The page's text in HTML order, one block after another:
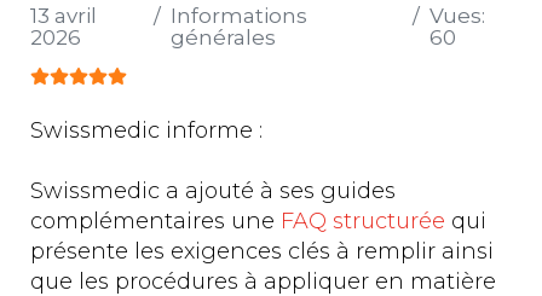
Informations
générales
13 avril
2026
Vues:
60
Vote utilisateur:
Swissmedic informe :
Swissmedic a ajouté à ses guides
complémentaires une FAQ structurée qui
présente les exigences clés à remplir ainsi
que les procédures à appliquer en matière